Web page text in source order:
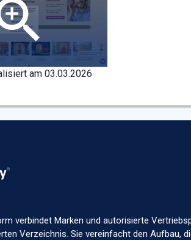
am 03.03.2026
verbindet Marken und autorisierte
Verzeichnis. Sie vereinfacht den Aufbau,